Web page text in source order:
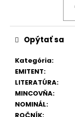
Kategória:
EMITENT:
LITERATÚRA:
MINCOVŇA:
NOMINÁL:
ROČNÍK:
Opýtať sa
č
a
m
e
JOZEF
GRAJCIAR